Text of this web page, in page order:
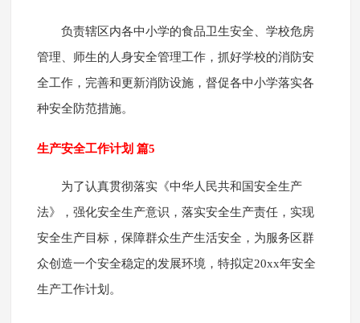
负责辖区内各中小学的食品卫生安全、学校危房
管理、师生的人身安全管理工作，抓好学校的消防安
全工作，完善和更新消防设施，督促各中小学落实各
种安全防范措施。
生产安全工作计划 篇5
为了认真贯彻落实《中华人民共和国安全生产
法》，强化安全生产意识，落实安全生产责任，实现
安全生产目标，保障群众生产生活安全，为服务区群
众创造一个安全稳定的发展环境，特拟定20xx年安全
生产工作计划。